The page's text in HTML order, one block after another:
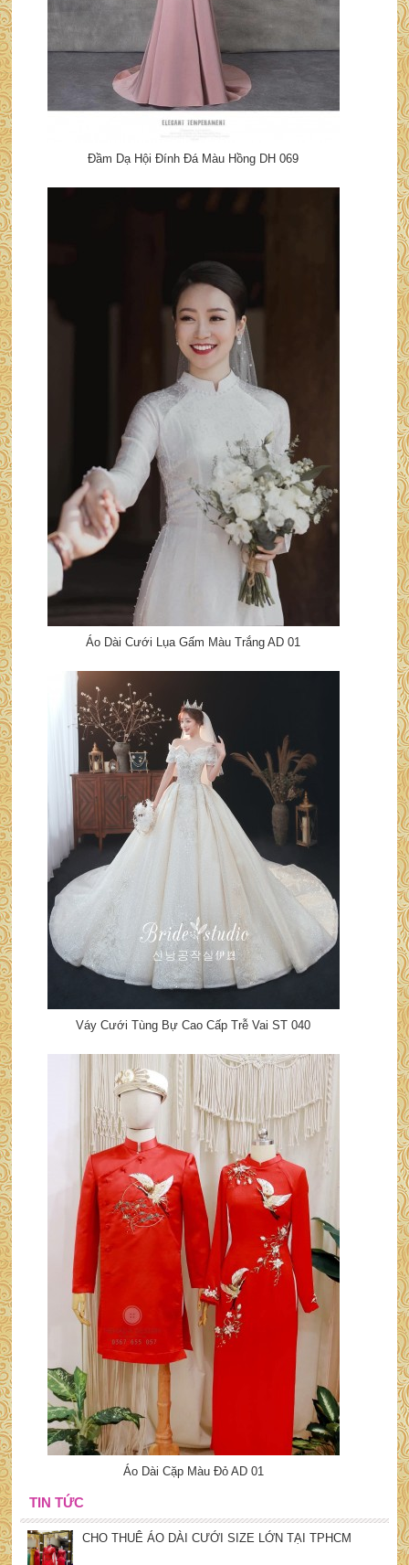
Đầm Dạ Hội Đính Đá Màu Hồng DH 069
Áo Dài Cưới Lụa Gấm Màu Trắng AD 01
Váy Cưới Tùng Bự Cao Cấp Trễ Vai ST 040
Áo Dài Cặp Màu Đỏ AD 01
TIN TỨC
CHO THUÊ ÁO DÀI CƯỚI SIZE LỚN TẠI TPHCM